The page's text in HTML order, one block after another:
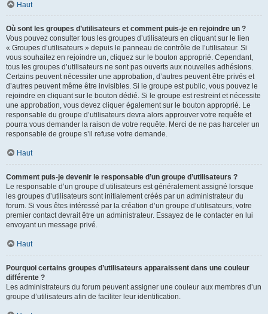
Haut
Où sont les groupes d’utilisateurs et comment puis-je en rejoindre un ?
Vous pouvez consulter tous les groupes d’utilisateurs en cliquant sur le lien
« Groupes d’utilisateurs » depuis le panneau de contrôle de l’utilisateur. Si
vous souhaitez en rejoindre un, cliquez sur le bouton approprié. Cependant,
tous les groupes d’utilisateurs ne sont pas ouverts aux nouvelles adhésions.
Certains peuvent nécessiter une approbation, d’autres peuvent être privés et
d’autres peuvent même être invisibles. Si le groupe est public, vous pouvez le
rejoindre en cliquant sur le bouton dédié. Si le groupe est restreint et nécessite
une approbation, vous devez cliquer également sur le bouton approprié. Le
responsable du groupe d’utilisateurs devra alors approuver votre requête et
pourra vous demander la raison de votre requête. Merci de ne pas harceler un
responsable de groupe s’il refuse votre demande.
Haut
Comment puis-je devenir le responsable d’un groupe d’utilisateurs ?
Le responsable d’un groupe d’utilisateurs est généralement assigné lorsque
les groupes d’utilisateurs sont initialement créés par un administrateur du
forum. Si vous êtes intéressé par la création d’un groupe d’utilisateurs, votre
premier contact devrait être un administrateur. Essayez de le contacter en lui
envoyant un message privé.
Haut
Pourquoi certains groupes d’utilisateurs apparaissent dans une couleur
différente ?
Les administrateurs du forum peuvent assigner une couleur aux membres d’un
groupe d’utilisateurs afin de faciliter leur identification.